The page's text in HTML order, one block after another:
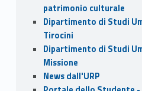
patrimonio culturale
Dipartimento di Studi
Tirocini
Dipartimento di Studi
Missione
News dall'URP